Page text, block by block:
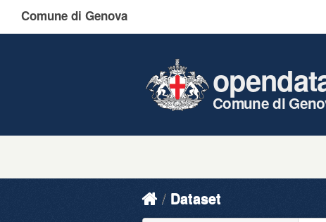
Comune di Genova
Comune di
Dataset